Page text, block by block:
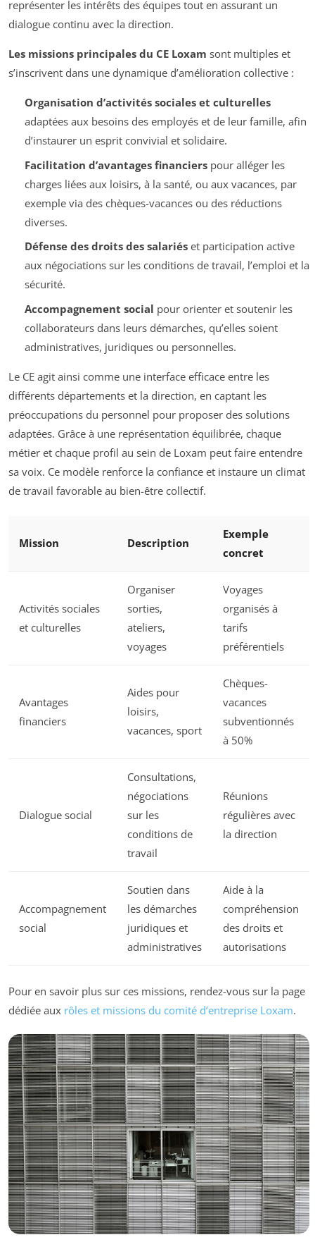
représenter les intérêts des équipes tout en assurant un
dialogue continu avec la direction.
Les missions principales du CE Loxam sont multiples et
s’inscrivent dans une dynamique d’amélioration collective :
Organisation d’activités sociales et culturelles
adaptées aux besoins des employés et de leur famille, afin
d’instaurer un esprit convivial et solidaire.
Facilitation d’avantages financierspour alléger les
charges liées aux loisirs, à la santé, ou aux vacances, par
exemple via des chèques-vacances ou des réductions
diverses.
Défense des droits des salariéset participation active
aux négociations sur les conditions de travail, l’emploi et la
sécurité.
Accompagnement social pour orienter et soutenir les
collaborateurs dans leurs démarches, qu’elles soient
administratives, juridiques ou personnelles.
Le CE agit ainsi comme une interface efficace entre les
différents départements et la direction, en captant les
préoccupations du personnel pour proposer des solutions
adaptées. Grâce à une représentation équilibrée, chaque
métier et chaque profil au sein de Loxam peut faire entendre
sa voix. Ce modèle renforce la confiance et instaure un climat
de travail favorable au bien-être collectif.
Mission Description
Exemple
concret
Activités sociales
et culturelles
Organiser
sorties,
ateliers,
voyages
Voyages
organisés à
tarifs
préférentiels
Avantages
financiers
Aides pour
loisirs,
vacances, sport
Chèques-
vacances
subventionnés
à 50%
Dialogue social
Consultations,
négociations
sur les
conditions de
travail
Réunions
régulières avec
la direction
Accompagnement
social
Soutien dans
les démarches
juridiques et
administratives
Aide à la
compréhension
des droits et
autorisations
Pour en savoir plus sur ces missions, rendez-vous sur la page
dédiée aux rôles et missions du comité d’entreprise Loxam.